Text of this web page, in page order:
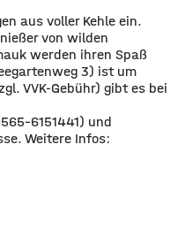
aus voller Kehle ein.
von wilden
werden ihren Spaß
3) ist um
VVK-Gebühr) gibt es bei
6151441) und
Weitere Infos: